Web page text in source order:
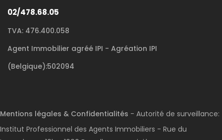
02/478.68.05
TVA: 476.400.058
Agent Immobilier agréé IPI - Agréation IPI
(Belgique):502094
Mentions légales & Confidentialités - Autorité de surveillance:
Institut Professionnel des Agents Immobiliers - Rue du